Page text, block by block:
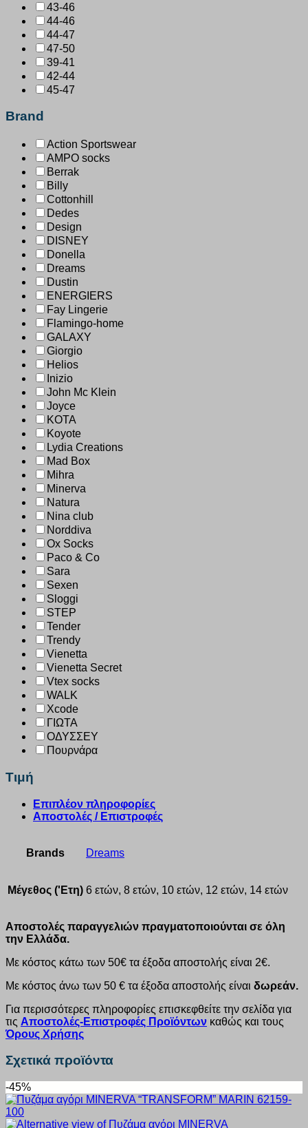
43-46
44-46
44-47
47-50
39-41
42-44
45-47
Brand
Action Sportswear
AMPO socks
Berrak
Billy
Cottonhill
Dedes
Design
DISNEY
Donella
Dreams
Dustin
ENERGIERS
Fay Lingerie
Flamingo-home
GALAXY
Giorgio
Helios
Inizio
John Mc Klein
Joyce
KOTA
Koyote
Lydia Creations
Mad Box
Mihra
Minerva
Natura
Nina club
Norddiva
Ox Socks
Paco & Co
Sara
Sexen
Sloggi
STEP
Tender
Trendy
Vienetta
Vienetta Secret
Vtex socks
WALK
Xcode
ΓΙΩΤΑ
ΟΔΥΣΣΕΥ
Πουρνάρα
Τιμή
Επιπλέον πληροφορίες
Αποστολές / Επιστροφές
Brands Dreams
Μέγεθος ('Ετη) 6 ετών, 8 ετών, 10 ετών, 12 ετών, 14 ετών
Αποστολές παραγγελιών πραγματοποιούνται σε όλη
την Ελλάδα.
Με κόστος κάτω των 50€ τα έξοδα αποστολής είναι 2€.
Με κόστος άνω των 50 € τα έξοδα αποστολής είναι δωρεάν.
Για περισσότερες πληροφορίες επισκεφθείτε την σελίδα για
τις Αποστολές-Επιστροφές Προϊόντων καθώς και τους
Όρους Χρήσης
Σχετικά προϊόντα
-45%